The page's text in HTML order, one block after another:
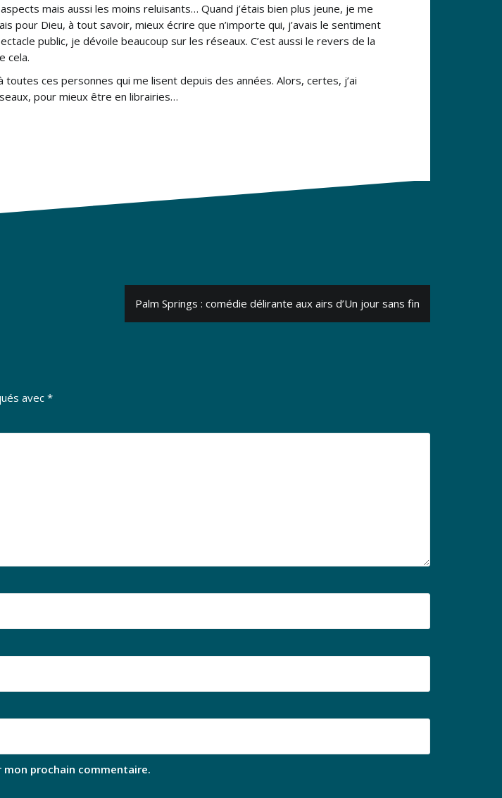
mais aussi les moins reluisants… Quand j’étais bien plus jeune, je me
pour Dieu, à tout savoir, mieux écrire que n’importe qui, j’avais le sentiment
public, je dévoile beaucoup sur les réseaux. C’est aussi le revers de la
cela.
toutes ces personnes qui me lisent depuis des années. Alors, certes, j’ai
pour mieux être en librairies…
Palm Springs : comédie délirante aux airs d’Un jour sans fin
avec *
prochain commentaire.